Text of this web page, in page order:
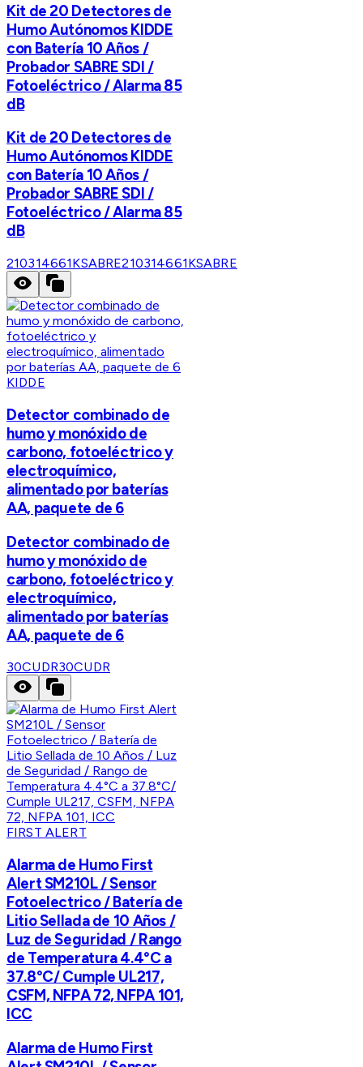
Kit de 20 Detectores de
Humo Autónomos KIDDE
con Batería 10 Años /
Probador SABRE SDI /
Fotoeléctrico / Alarma 85
dB
Kit de 20 Detectores de
Humo Autónomos KIDDE
con Batería 10 Años /
Probador SABRE SDI /
Fotoeléctrico / Alarma 85
dB
210314661KSABRE210314661KSABRE
KIDDE
Detector combinado de
humo y monóxido de
carbono, fotoeléctrico y
electroquímico,
alimentado por baterías
AA, paquete de 6
Detector combinado de
humo y monóxido de
carbono, fotoeléctrico y
electroquímico,
alimentado por baterías
AA, paquete de 6
30CUDR30CUDR
FIRST ALERT
Alarma de Humo First
Alert SM210L / Sensor
Fotoelectrico / Batería de
Litio Sellada de 10 Años /
Luz de Seguridad / Rango
de Temperatura 4.4°C a
37.8°C/ Cumple UL217,
CSFM, NFPA 72, NFPA 101,
ICC
Alarma de Humo First